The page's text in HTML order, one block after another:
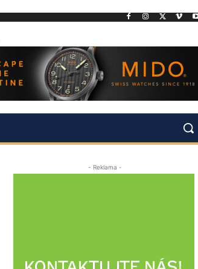
- Reklama -